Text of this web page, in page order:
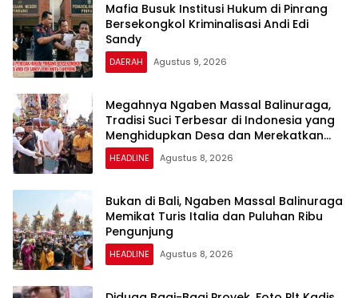
Mafia Busuk Institusi Hukum di Pinrang
Bersekongkol Kriminalisasi Andi Edi
Sandy
DAERAH Agustus 9, 2026
Megahnya Ngaben Massal Balinuraga,
Tradisi Suci Terbesar di Indonesia yang
Menghidupkan Desa dan Merekatkan
Ikatan Keluarga
HEADLINE Agustus 8, 2026
Bukan di Bali, Ngaben Massal Balinuraga
Memikat Turis Italia dan Puluhan Ribu
Pengunjung
HEADLINE Agustus 8, 2026